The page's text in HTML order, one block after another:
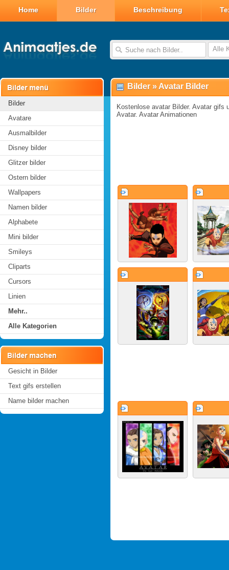
Home Bilder Beschreibung
Alle
Valentin Bilder
Valentin Smileys
Disney Valentin Bilder
Bilder
Avatare
Ausmalbilder
Disney bilder
Glitzer bilder
Ostern bilder
Wallpapers
Namen bilder
Alphabete
Mini bilder
Smileys
Cliparts
Cursors
Linien
Mehr..
Alle Kategorien
Gesicht in Bilder
Text gifs erstellen
Name bilder machen
Bilder » Avatar Bilder
Kostenlose avatar Bilder. Avatar gifs
Avatar. Avatar Animationen